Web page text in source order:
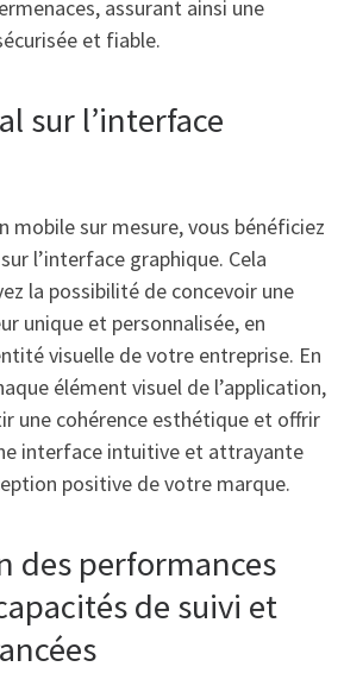
assurant ainsi une
et fiable.
sur l’interface
mobile sur mesure, vous bénéficiez
l’interface graphique. Cela
la possibilité de concevoir une
unique et personnalisée, en
visuelle de votre entreprise. En
élément visuel de l’application,
une cohérence esthétique et offrir
interface intuitive et attrayante
positive de votre marque.
des performances
de suivi et